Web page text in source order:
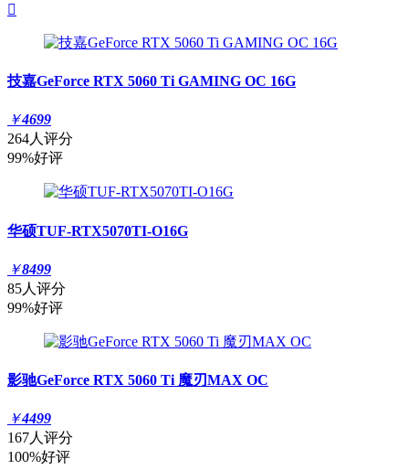

技嘉GeForce RTX 5060 Ti GAMING OC 16G
￥4699
264人评分
99%好评
华硕TUF-RTX5070TI-O16G
￥8499
85人评分
99%好评
影驰GeForce RTX 5060 Ti 魔刃MAX OC
￥4499
167人评分
100%好评